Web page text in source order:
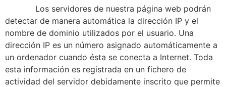
Los servidores de nuestra página web podrán
detectar de manera automática la dirección IP y el
nombre de dominio utilizados por el usuario. Una
dirección IP es un número asignado automáticamente a
un ordenador cuando ésta se conecta a Internet. Toda
esta información es registrada en un fichero de
actividad del servidor debidamente inscrito que permite